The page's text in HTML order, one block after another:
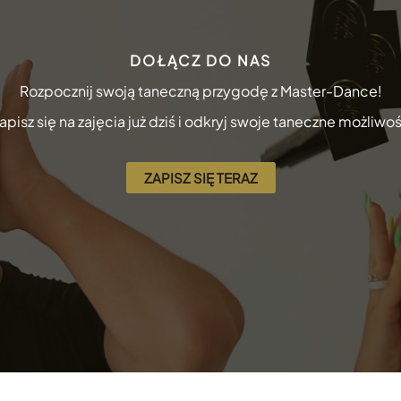
DOŁĄCZ DO NAS
Rozpocznij swoją taneczną przygodę z Master-Dance!
się na zajęcia już dziś i odkryj swoje taneczne
ZAPISZ SIĘ TERAZ